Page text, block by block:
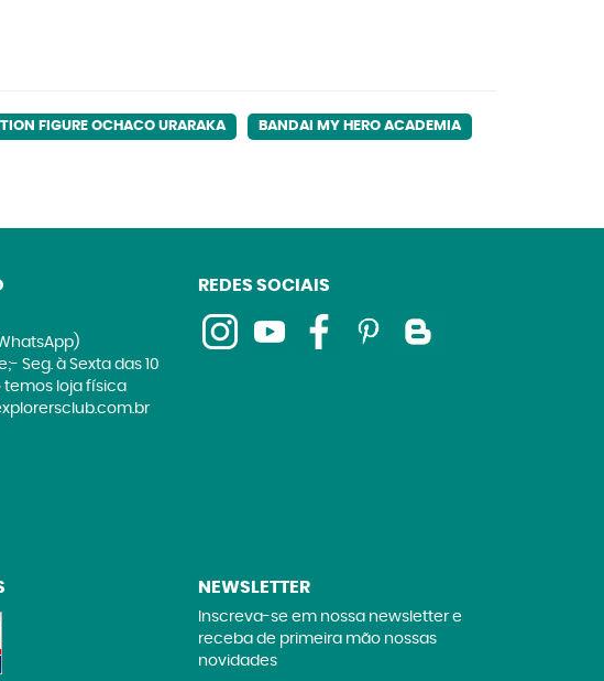
FIGURE OCHACO URARAKA BANDAI MY HERO ACADEMIA
Seg. à Sexta das 10
temos loja física
REDES SOCIAIS
NEWSLETTER
Inscreva-se em nossa newsletter e
receba de primeira mão nossas
novidades